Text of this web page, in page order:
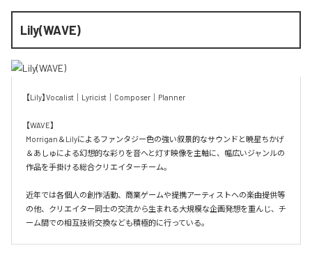
Lily(WAVE)
【Lily】Vocalist｜Lyricist｜Composer｜Planner
【WAVE】
Morrigan＆Lilyによるファンタジー色の強い叙景的なサウンドと暁星ちかげ
＆あしゅによる幻想的な彩りを音へと灯す映像を主軸に、幅広いジャンルの
作品を手掛ける総合クリエイターチーム。
近年では各個人の創作活動、商業ゲームや提携アーティストへの楽曲提供等
の他、クリエイター同士の交流から生まれる大規模な企画発想を重んじ、チ
ーム間での相互技術交換なども積極的に行っている。